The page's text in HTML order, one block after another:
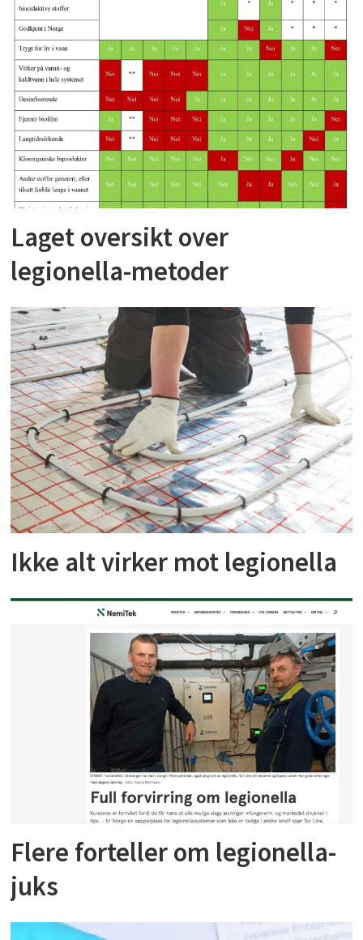
Laget oversikt over
legionella-metoder
Ikke alt virker mot legionella
Flere forteller om legionella-
juks